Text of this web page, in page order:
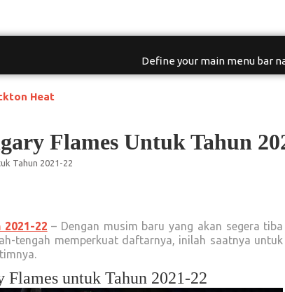
Define your main menu bar
Bebuyutan
Flames Untuk Tahun
Tahun 2021-22
22 – Dengan musim baru yang akan segera tiba
tengah memperkuat daftarnya, inilah saatnya untuk
Flames untuk Tahun 2021-22